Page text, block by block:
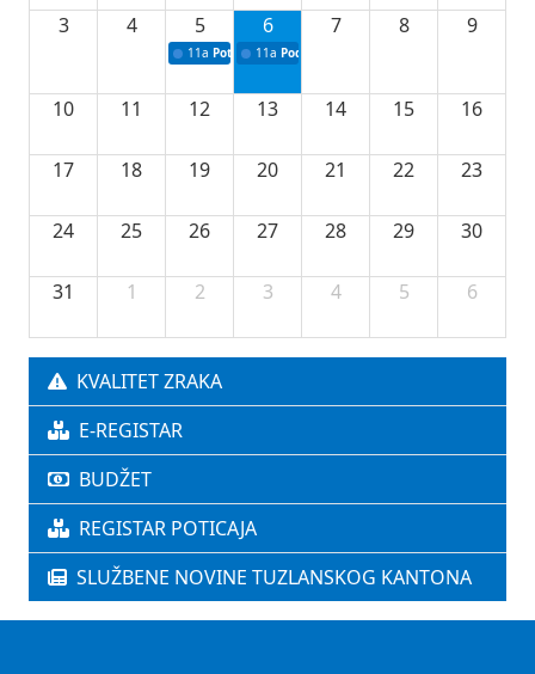
3 4 5
11a Potpisivanje ugovora o stipendijama za
6
11a Podrška razvoju vodne infrastrukture u
7 8 9
10 11 12 13 14 15 16
17 18 19 20 21 22 23
24 25 26 27 28 29 30
31 1 2 3 4 5 6
KVALITET ZRAKA
E-REGISTAR
BUDŽET
REGISTAR POTICAJA
SLUŽBENE NOVINE TUZLANSKOG KANTONA